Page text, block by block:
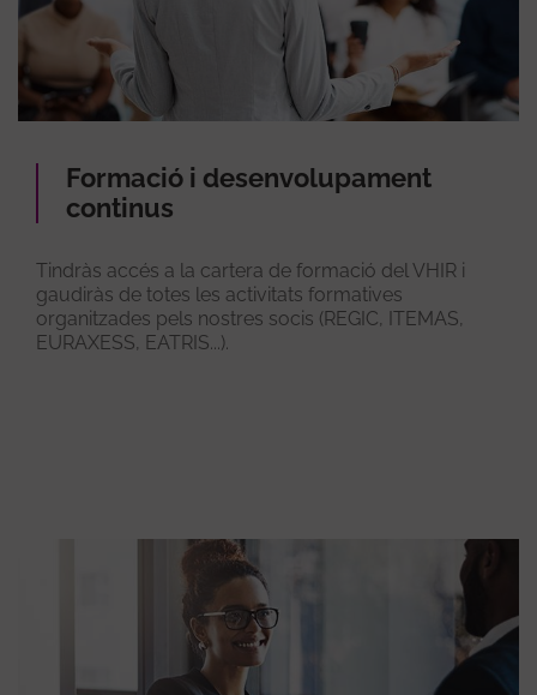
Formació i desenvolupament
continus
Tindràs accés a la cartera de formació del VHIR i
gaudiràs de totes les activitats formatives
organitzades pels nostres socis (REGIC, ITEMAS,
EURAXESS, EATRIS...).